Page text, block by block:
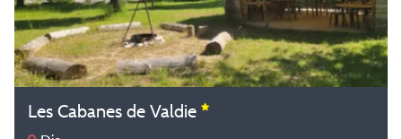
Les Cabanes de Valdie